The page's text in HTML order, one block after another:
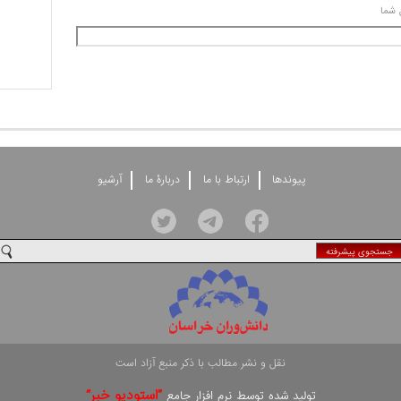
شما
پيوندها ارتباط با ما دربارۀ ما آرشيو
جستجوی پيشرفته
نقل و نشر مطالب با ذکر منبع آزاد است
توليد شده توسط نرم افزار جامع”استوديو خبر“